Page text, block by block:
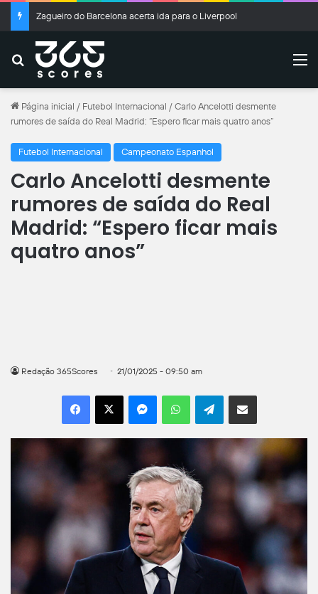
Zagueiro do Barcelona acerta ida para o Liverpool
Buscar
Página inicial / Futebol Internacional / Carlo Ancelotti desmente
rumores de saída do Real Madrid: “Espero ficar mais quatro anos”
Futebol Internacional Campeonato Espanhol
Carlo Ancelotti desmente
rumores de saída do Real
Madrid: “Espero ficar mais
quatro anos”
Redação 365Scores 21/01/2025 - 09:50 am
Facebook
X MessengerWhatsAppTelegramCompartilhar por e-mail